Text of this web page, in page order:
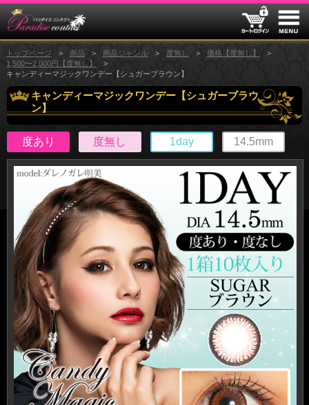
トップページ 商品 商品ジャンル 度無し
価格【度無し】
1,500〜2,000円【度無し】
キャンディーマジックワンデー【シュガーブラウン】
キャンディーマジックワンデー【シュガーブラウ
ン】
度あり 度無し 1day 14.5mm